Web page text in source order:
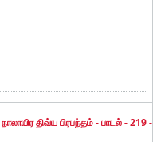
நாலாயிர திவ்ய பிரபந்தம் - பாடல் - 219 -